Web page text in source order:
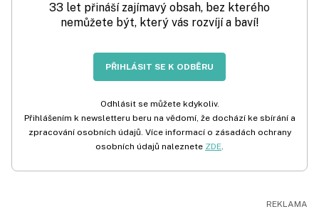
33 let přináší zajímavý obsah, bez kterého
nemůžete být, který vás rozvíjí a baví!
PŘIHLÁSIT SE K ODBĚRU
Odhlásit se můžete kdykoliv.
Přihlášením k newsletteru beru na vědomí, že dochází ke sbírání a
zpracování osobních údajů. Více informací o zásadách ochrany
osobních údajů naleznete ZDE.